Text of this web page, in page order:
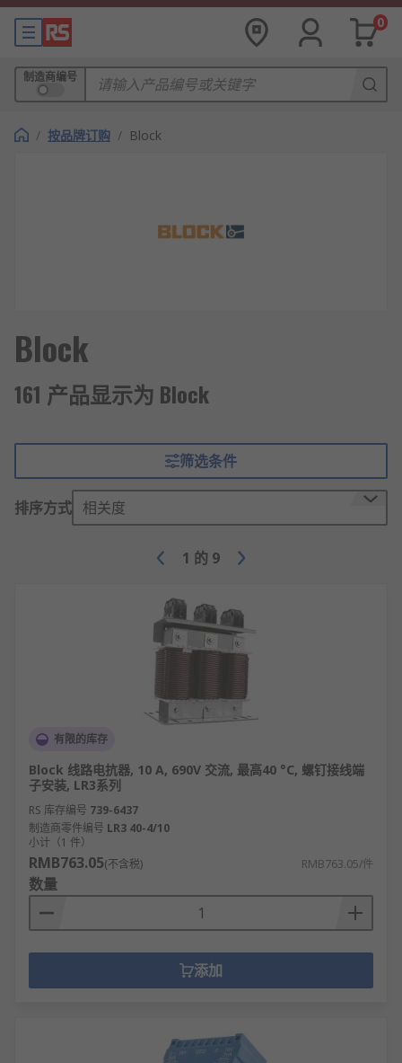
0
制造商编号
/ 按品牌订购 / Block
Block
161 产品显示为 Block
筛选条件
排序方式 相关度
1 的 9
有限的库存
Block 线路电抗器, 10 A, 690V 交流, 最高40 °C, 螺钉接线端
子安装, LR3系列
RS 库存编号 739-6437
制造商零件编号 LR3 40-4/10
小计（1 件）
RMB763.05(不含税) RMB763.05/件
数量
添加